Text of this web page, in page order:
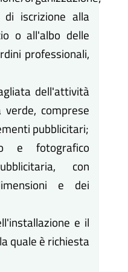
iscrizione alla
o all'albo delle
professionali,
dell'attività
comprese
pubblicitari;
e fotografico
con
e dei
e il
quale è richiesta